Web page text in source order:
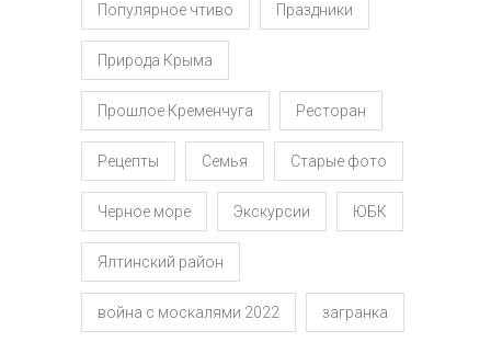
Популярное чтиво Праздники
Природа Крыма
Прошлое Кременчуга Ресторан
Рецепты Семья Старые фото
Черное море Экскурсии ЮБК
Ялтинский район
война с москалями 2022 загранка